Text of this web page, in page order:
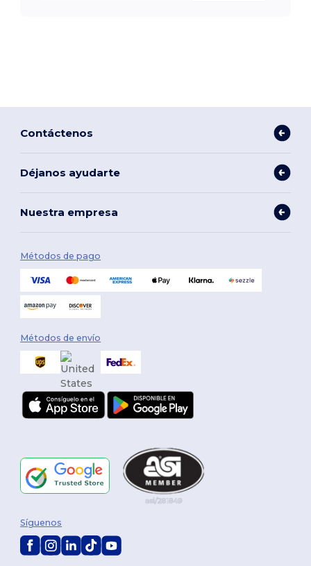
Contáctenos
Déjanos ayudarte
Nuestra empresa
Métodos de pago
Métodos de envío
Síguenos